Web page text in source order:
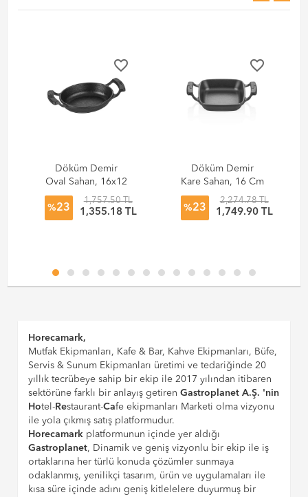
favorite_border
Döküm Demir
Oval Sahan, 16x12
Cm
%23
1,757.50 TL
1,355.18 TL
favorite_border
Döküm Demir
Kare Sahan, 16 Cm
%23
2,274.78 TL
1,749.90 TL
Horecamark,
Mutfak Ekipmanları, Kafe & Bar, Kahve Ekipmanları, Büfe,
Servis & Sunum Ekipmanları üretimi ve tedariğinde 20
yıllık tecrübeye sahip bir ekip ile 2017 yılından itibaren
sektörüne farklı bir anlayış getirenGastroplanet A.Ş. 'nin
Hotel-Restaurant-Cafe ekipmanları Marketi olma vizyonu
ile yola çıkmış satış platformudur.
Horecamark platformunun içinde yer aldığı
Gastroplanet, Dinamik ve geniş vizyonlu bir ekip ile iş
ortaklarına her türlü konuda çözümler sunmaya
odaklanmış, yenilikçi tasarım, ürün ve uygulamaları ile
kısa süre içinde adını geniş kitlelelere duyurmuş bir